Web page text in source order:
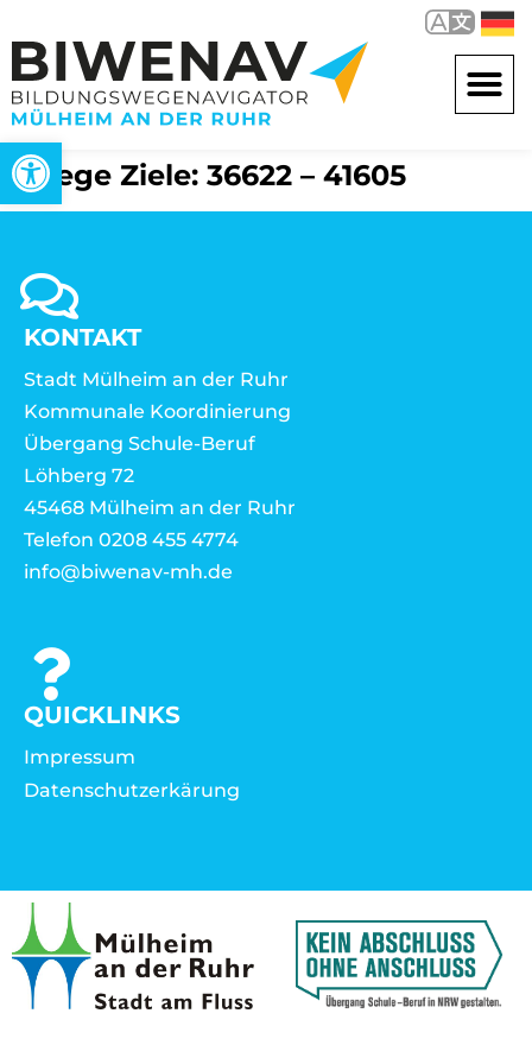
Open toolbar
Wege Ziele: 36622 – 41605
KONTAKT
Stadt Mülheim an der Ruhr
Kommunale Koordinierung
Übergang Schule-Beruf
Löhberg 72
45468 Mülheim an der Ruhr
Telefon 0208 455 4774
info@biwenav-mh.de
QUICKLINKS
Impressum
Datenschutzerkärung